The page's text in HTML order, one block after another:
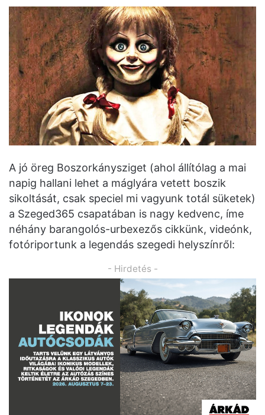
A jó öreg Boszorkánysziget (ahol állítólag a mai
napig hallani lehet a máglyára vetett boszik
sikoltását, csak speciel mi vagyunk totál süketek)
a Szeged365 csapatában is nagy kedvenc, íme
néhány barangolós-urbexezős cikkünk, videónk,
fotóriportunk a legendás szegedi helyszínről:
- Hirdetés -